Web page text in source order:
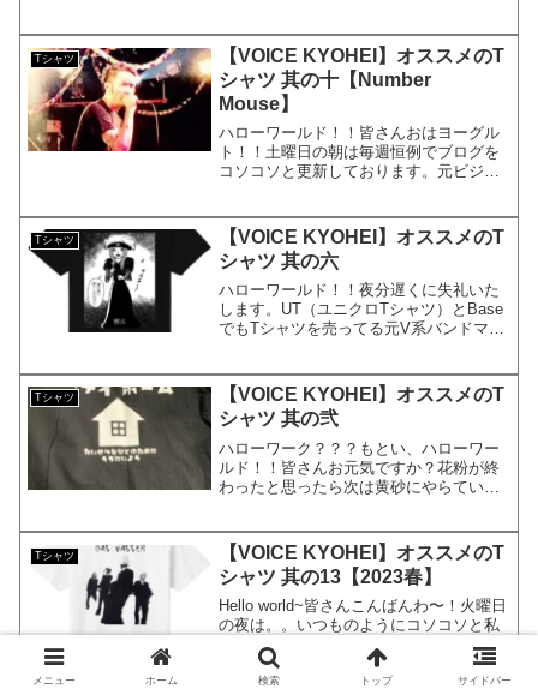
す！おっす！！今日は僕のお店の宣伝で
す。。お気軽に見てっ...
Tシャツ
【VOICE KYOHEI】オススメのT
シャツ 其の十【Number
Mouse】
ハローワールド！！皆さんおはヨーグル
ト！！土曜日の朝は毎週恒例でブログを
コソコソと更新しております。元ビジュ
日もよろしくお願いします。本日は、オ
ススメのTシャ...
Tシャツ
【VOICE KYOHEI】オススメのT
シャツ 其の六
ハローワールド！！夜分遅くに失礼いた
します。UT（ユニクロTシャツ）とBase
でもTシャツを売ってる元V系バンドマン
すｗオススメのTシャツ自伝でも語りまし
たが、...
Tシャツ
【VOICE KYOHEI】オススメのT
シャツ 其の弐
ハローワーク？？？もとい、ハローワー
ルド！！皆さんお元気ですか？花粉が終
わったと思ったら次は黄砂にやらていて
なってくるのは、そう、「T-shirts」です
よね？今日はT...
Tシャツ
【VOICE KYOHEI】オススメのT
シャツ 其の13【2023春】
Hello world~皆さんこんばんわ〜！火曜日
の夜は。。いつものようにコソコソと私
による私のための雑記ブログを更新して
います。元ビジュアル系バンドマンで現
在大手IT系サラリーマンで株式投資家で
メニュー ホーム 検索 トップ サイドバー